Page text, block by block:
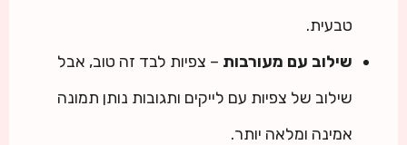
טבעית.
שילוב עם מעורבות – צפיות לבד זה טוב, אבל
שילוב של צפיות עם לייקים ותגובות נותן תמונה
אמינה ומלאה יותר.